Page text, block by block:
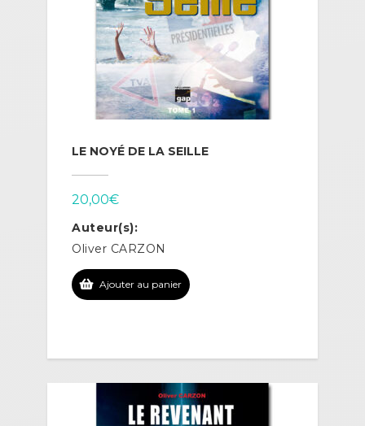
LE NOYÉ DE LA SEILLE
20,00€
Auteur(s):
Oliver CARZON
Ajouter au panier